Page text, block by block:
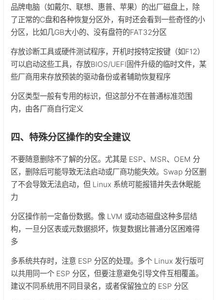
品牌电脑（如戴尔、联想、惠普、苹果）的出厂磁盘上，除
了正常的C盘和各种恢复分区外，有时还会看到一些奇怪的小
分区，比如几GB大小的、没有盘符的FAT32分区
存放诊断工具或硬件测试程序，开机时按特定按键（如F12）
可以启动这些工具，存放BIOS/UEFI固件升级的临时文件，某
些厂商用来存放预装的驱动备份或者辅助恢复程序
分区类型一般有专用的标识，但这部分不在普通标准范围
内，由各厂商自行定义
四、特殊分区操作的安全建议
不要随意删除不了解的分区。尤其是 ESP、MSR、OEM 分
区，删除后可能导致无法启动或厂商功能失效。Swap 分区删
了不会导致无法启动，但 Linux 系统可能报错并失去休眠能
力
分区操作前一定备份数据。像 LVM 或动态磁盘这种多层结
构，一旦分区表或元数据损坏，恢复数据比普通分区困难得
多
多系统共存时，注意 ESP 分区的处理。多个 Linux 发行版可
以共用同一个 ESP 分区，但要注意避免引导文件互相覆盖。
建议不同系统用不同目录名，或者保留独立的 ESP 分区